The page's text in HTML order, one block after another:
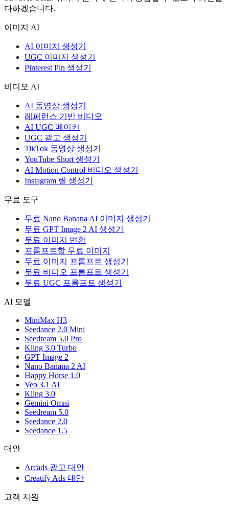
다하겠습니다.
이미지 AI
AI 이미지 생성기
UGC 이미지 생성기
Pinterest Pin 생성기
비디오 AI
AI 동영상 생성기
레퍼런스 기반 비디오
AI UGC 메이커
UGC 광고 생성기
TikTok 동영상 생성기
YouTube Short 생성기
AI Motion Control 비디오 생성기
Instagram 릴 생성기
무료 도구
무료 Nano Banana AI 이미지 생성기
무료 GPT Image 2 AI 생성기
무료 이미지 변환
프롬프트할 무료 이미지
무료 이미지 프롬프트 생성기
무료 비디오 프롬프트 생성기
무료 UGC 프롬프트 생성기
AI 모델
MiniMax H3
Seedance 2.0 Mini
Seedream 5.0 Pro
Kling 3.0 Turbo
GPT Image 2
Nano Banana 2 AI
Happy Horse 1.0
Veo 3.1 AI
Kling 3.0
Gemini Omni
Seedream 5.0
Seedance 2.0
Seedance 1.5
대안
Arcads 광고 대안
Creatify Ads 대안
고객 지원